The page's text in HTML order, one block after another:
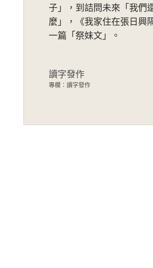
子」，到詰問未來「我們
麼」，《我家住在張日興
一篇「祭妹文」。
讀字發作
專欄：讀字發作